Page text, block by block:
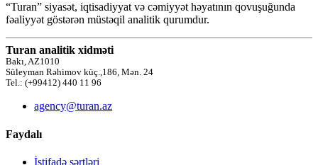
“Turan” siyasət, iqtisadiyyat və cəmiyyət həyatının qovuşuğunda
fəaliyyət göstərən müstəqil analitik qurumdur.
Turan analitik xidməti
Bakı, AZ1010
Süleyman Rəhimov küç.,186, Mən. 24
Tel.: (+99412) 440 11 96
agency@turan.az
Faydalı
İstifadə şərtləri